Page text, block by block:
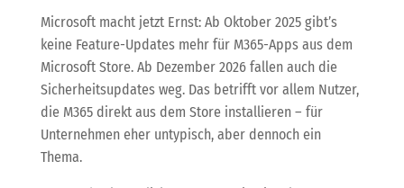
Microsoft macht jetzt Ernst: Ab Oktober 2025 gibt’s
keine Feature-Updates mehr für M365-Apps aus dem
Microsoft Store. Ab Dezember 2026 fallen auch die
Sicherheitsupdates weg. Das betrifft vor allem Nutzer,
die M365 direkt aus dem Store installieren – für
Unternehmen eher untypisch, aber dennoch ein
Thema.